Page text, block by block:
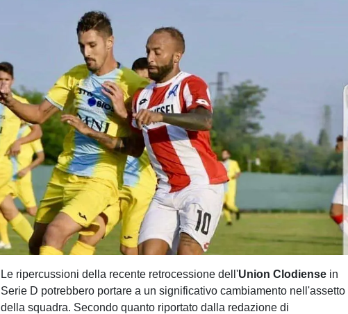
Le ripercussioni della recente retrocessione dell'Union Clodiense in
Serie D potrebbero portare a un significativo cambiamento nell'assetto
della squadra. Secondo quanto riportato dalla redazione di